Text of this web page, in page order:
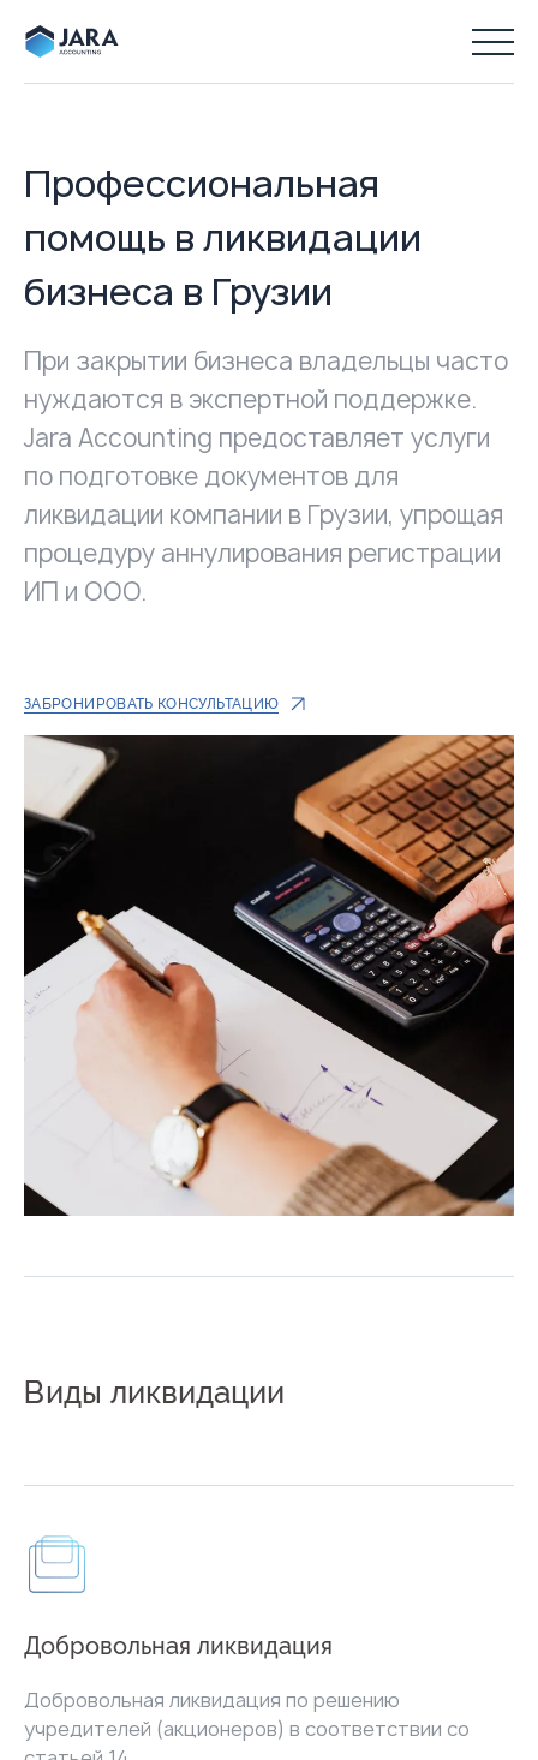
Профессиональная
помощь в ликвидации
бизнеса в Грузии
При закрытии бизнеса владельцы часто
нуждаются в экспертной поддержке.
Jara Accounting предоставляет услуги
по подготовке документов для
ликвидации компании в Грузии, упрощая
процедуру аннулирования регистрации
ИП и ООО.
ЗАБРОНИРОВАТЬ КОНСУЛЬТАЦИЮ
Виды ликвидации
Добровольная ликвидация
Добровольная ликвидация по решению
учредителей (акционеров) в соответствии со